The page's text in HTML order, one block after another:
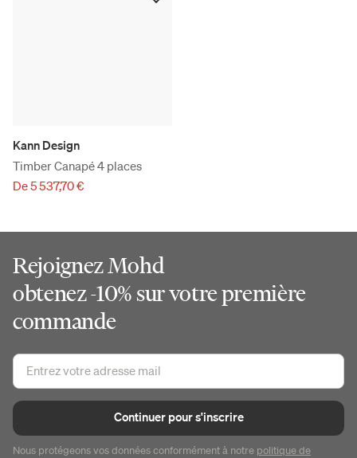
Kann Design
Timber Canapé 4 places
De 5 537,70 €
Rejoignez Mohd
obtenez -10% sur votre première
commande
Continuer pour s'inscrire
Nous protégeons vos données conformément à notre politique de